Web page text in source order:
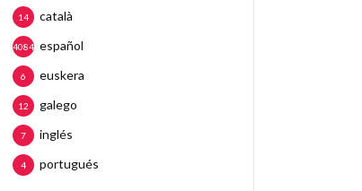
català
14
español
4084
euskera
6
galego
12
inglés
7
portugués
4